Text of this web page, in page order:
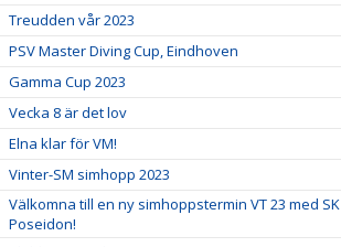
Treudden vår 2023
PSV Master Diving Cup, Eindhoven
Gamma Cup 2023
Vecka 8 är det lov
Elna klar för VM!
Vinter-SM simhopp 2023
Välkomna till en ny simhoppstermin VT 23 med SK
Poseidon!